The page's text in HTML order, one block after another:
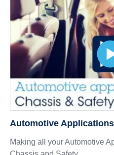
Automotive
Making all your Automotive